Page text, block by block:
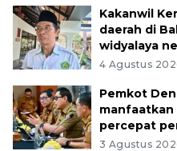
Kakanwil
daerah di
widyalaya
4 Agustus
Pemkot
manfaatkan
percepat
3 Agustus